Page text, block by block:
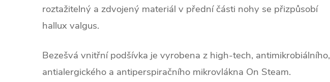
roztažitelný a zdvojený materiál v přední části nohy se přizpůsobí
hallux valgus.
Bezešvá vnitřní podšívka je vyrobena z high-tech, antimikrobiálního,
antialergického a antiperspiračního mikrovlákna On Steam.